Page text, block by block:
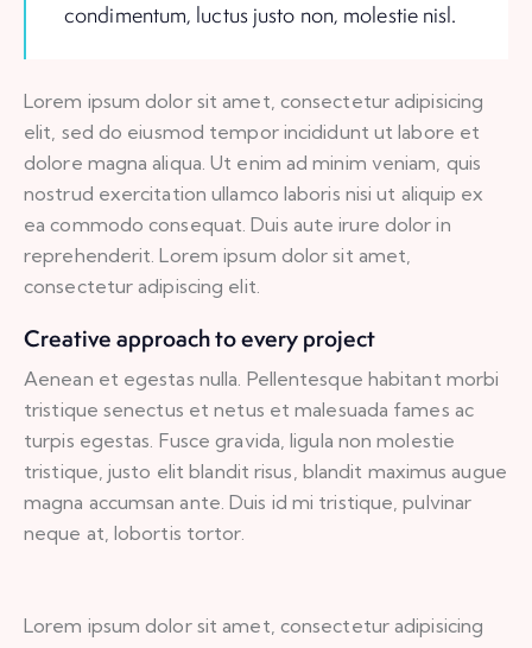
condimentum, luctus justo non, molestie nisl.
Lorem ipsum dolor sit amet, consectetur adipisicing
elit, sed do eiusmod tempor incididunt ut labore et
dolore magna aliqua. Ut enim ad minim veniam, quis
nostrud exercitation ullamco laboris nisi ut aliquip ex
ea commodo consequat. Duis aute irure dolor in
reprehenderit. Lorem ipsum dolor sit amet,
consectetur adipiscing elit.
Creative approach to every project
Aenean et egestas nulla. Pellentesque habitant morbi
tristique senectus et netus et malesuada fames ac
turpis egestas. Fusce gravida, ligula non molestie
tristique, justo elit blandit risus, blandit maximus augue
magna accumsan ante. Duis id mi tristique, pulvinar
neque at, lobortis tortor.
Lorem ipsum dolor sit amet, consectetur adipisicing